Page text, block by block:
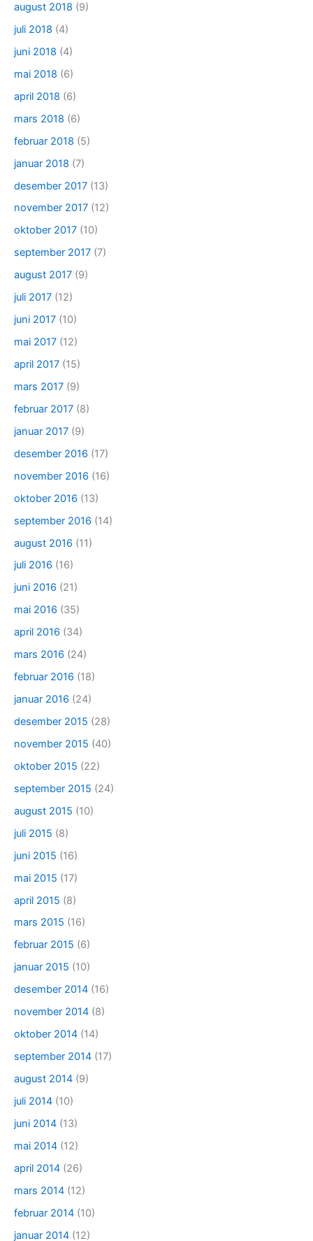
august 2018 (9)
juli 2018 (4)
juni 2018 (4)
mai 2018 (6)
april 2018 (6)
mars 2018 (6)
februar 2018 (5)
januar 2018 (7)
desember 2017 (13)
november 2017 (12)
oktober 2017 (10)
september 2017 (7)
august 2017 (9)
juli 2017 (12)
juni 2017 (10)
mai 2017 (12)
april 2017 (15)
mars 2017 (9)
februar 2017 (8)
januar 2017 (9)
desember 2016 (17)
november 2016 (16)
oktober 2016 (13)
september 2016 (14)
august 2016 (11)
juli 2016 (16)
juni 2016 (21)
mai 2016 (35)
april 2016 (34)
mars 2016 (24)
februar 2016 (18)
januar 2016 (24)
desember 2015 (28)
november 2015 (40)
oktober 2015 (22)
september 2015 (24)
august 2015 (10)
juli 2015 (8)
juni 2015 (16)
mai 2015 (17)
april 2015 (8)
mars 2015 (16)
februar 2015 (6)
januar 2015 (10)
desember 2014 (16)
november 2014 (8)
oktober 2014 (14)
september 2014 (17)
august 2014 (9)
juli 2014 (10)
juni 2014 (13)
mai 2014 (12)
april 2014 (26)
mars 2014 (12)
februar 2014 (10)
januar 2014 (12)